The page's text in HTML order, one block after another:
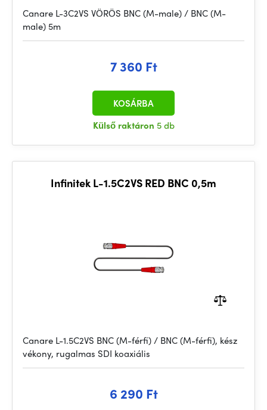
Canare L-3C2VS VÖRÖS BNC (M-male) / BNC (M-
male) 5m
7 360 Ft
Külső raktáron 5 db
KOSÁRBA
Infinitek L-1.5C2VS RED BNC 0,5m
Canare L-1.5C2VS BNC (M-férfi) / BNC (M-férfi), kész
vékony, rugalmas SDI koaxiális
6 290 Ft